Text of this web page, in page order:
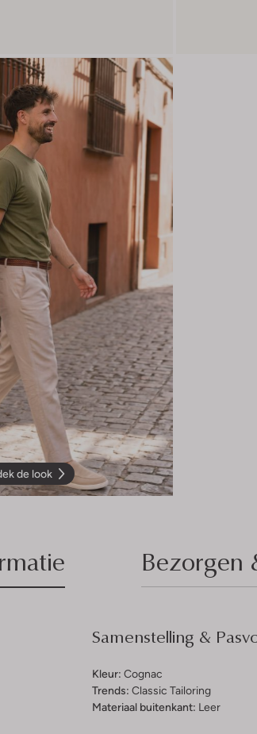
de look
Bezorgen
Samenstelling &
Kleur: Cognac
Trends: Classic Tailoring
Materiaal buitenkant: Leer